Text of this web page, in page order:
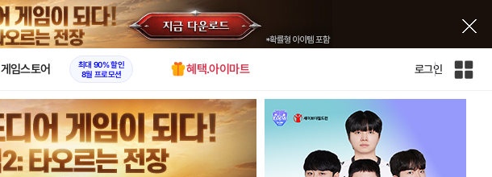
X
게임스토어
최대 90% 할인
8월 프로모션
혜택.아이마트 로그인
인